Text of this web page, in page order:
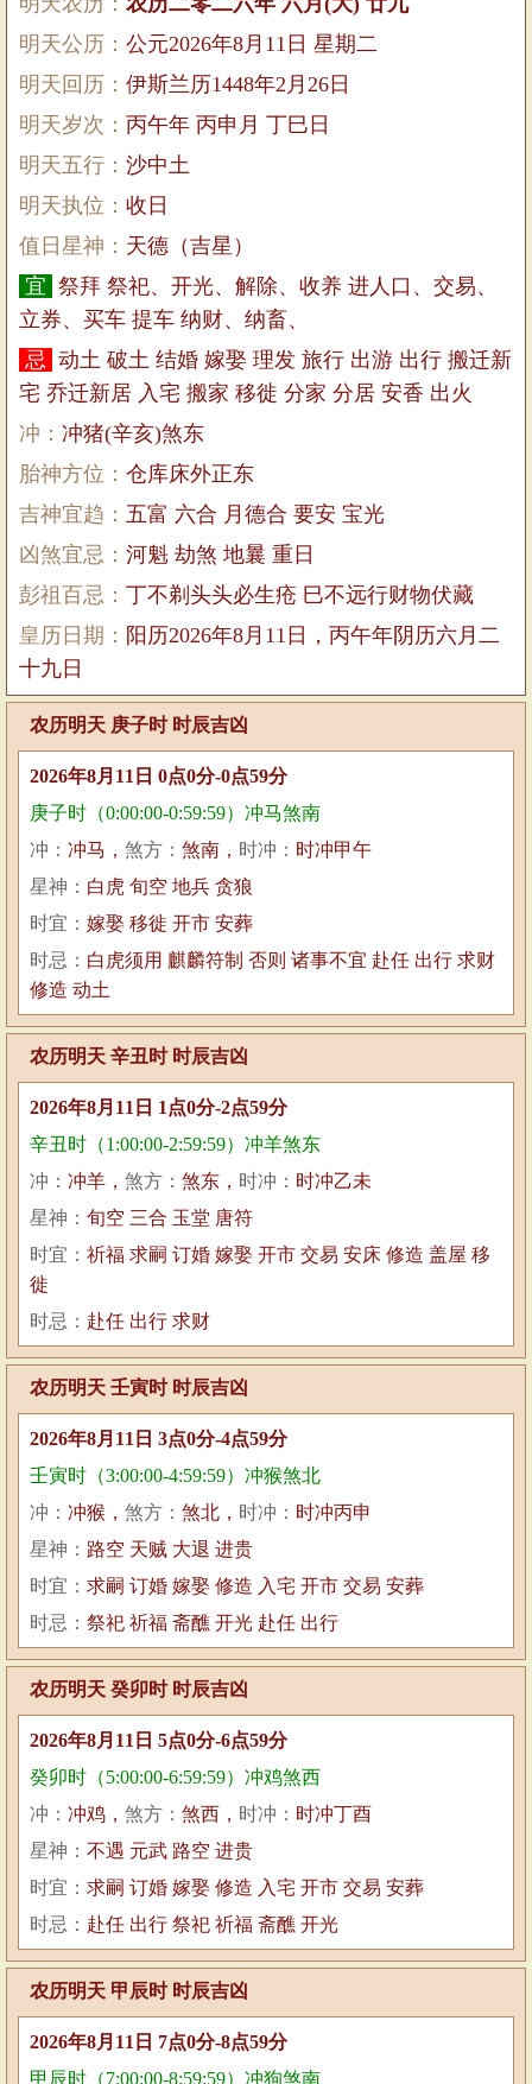
明天公历： 公元2026年8月11日 星期二
明天回历： 伊斯兰历1448年2月26日
明天岁次： 丙午年 丙申月 丁巳日
明天五行： 沙中土
明天执位： 收日
值日星神： 天德（吉星）
宜 祭拜 祭祀、开光、解除、收养 进人口、交易、
立券、买车 提车 纳财、纳畜、
忌 动土 破土 结婚 嫁娶 理发 旅行 出游 出行 搬迁新
宅 乔迁新居 入宅 搬家 移徙 分家 分居 安香 出火
冲： 冲猪(辛亥)煞东
胎神方位： 仓库床外正东
吉神宜趋： 五富 六合 月德合 要安 宝光
凶煞宜忌： 河魁 劫煞 地曩 重日
彭祖百忌： 丁不剃头头必生疮 巳不远行财物伏藏
皇历日期： 阳历2026年8月11日，丙午年阴历六月二
十九日
农历明天 庚子时 时辰吉凶
2026年8月11日 0点0分-0点59分
庚子时（0:00:00-0:59:59）冲马煞南
冲： 冲马， 煞方： 煞南， 时冲： 时冲甲午
星神： 白虎 旬空 地兵 贪狼
时宜： 嫁娶 移徙 开市 安葬
时忌： 白虎须用 麒麟符制 否则 诸事不宜 赴任 出行 求财
修造 动土
农历明天 辛丑时 时辰吉凶
2026年8月11日 1点0分-2点59分
辛丑时（1:00:00-2:59:59）冲羊煞东
冲： 冲羊， 煞方： 煞东， 时冲： 时冲乙未
星神： 旬空 三合 玉堂 唐符
时宜： 祈福 求嗣 订婚 嫁娶 开市 交易 安床 修造 盖屋 移
徙
时忌： 赴任 出行 求财
农历明天 壬寅时 时辰吉凶
2026年8月11日 3点0分-4点59分
壬寅时（3:00:00-4:59:59）冲猴煞北
冲： 冲猴， 煞方： 煞北， 时冲： 时冲丙申
星神： 路空 天贼 大退 进贵
时宜： 求嗣 订婚 嫁娶 修造 入宅 开市 交易 安葬
时忌： 祭祀 祈福 斋醮 开光 赴任 出行
农历明天 癸卯时 时辰吉凶
2026年8月11日 5点0分-6点59分
癸卯时（5:00:00-6:59:59）冲鸡煞西
冲： 冲鸡， 煞方： 煞西， 时冲： 时冲丁酉
星神： 不遇 元武 路空 进贵
时宜： 求嗣 订婚 嫁娶 修造 入宅 开市 交易 安葬
时忌： 赴任 出行 祭祀 祈福 斋醮 开光
农历明天 甲辰时 时辰吉凶
2026年8月11日 7点0分-8点59分
甲辰时（7:00:00-8:59:59）冲狗煞南